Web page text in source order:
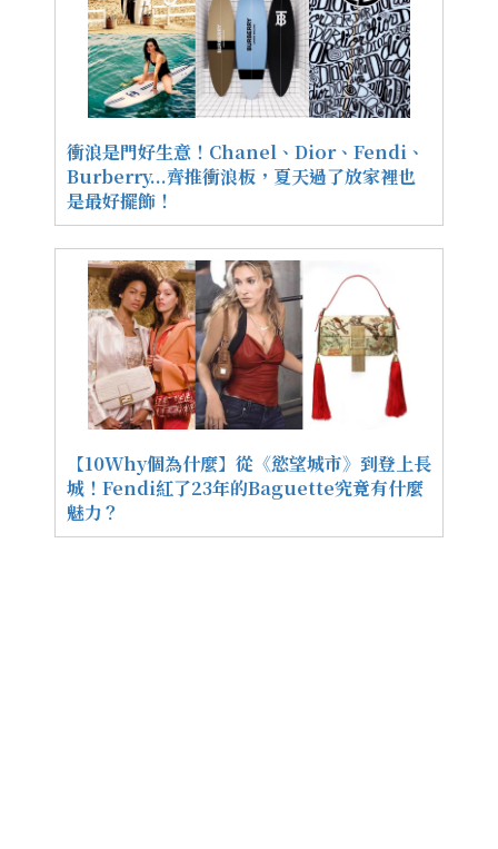
衝浪是門好生意！Chanel、Dior、Fendi、
Burberry...齊推衝浪板，夏天過了放家裡也
是最好擺飾！
【10Why個為什麼】從《慾望城市》到登上長
城！Fendi紅了23年的Baguette究竟有什麼
魅力？